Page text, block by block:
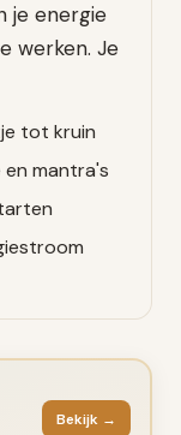
je energie
werken. Je
tot kruin
mantra's
Bekijk →